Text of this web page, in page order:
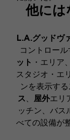
他には
L.A.グッドヴ
コントロー
ット ・エリア
スタジオ・エ
ンを表示する
ス、 屋外エリ
ッチン、バス
べての設備が